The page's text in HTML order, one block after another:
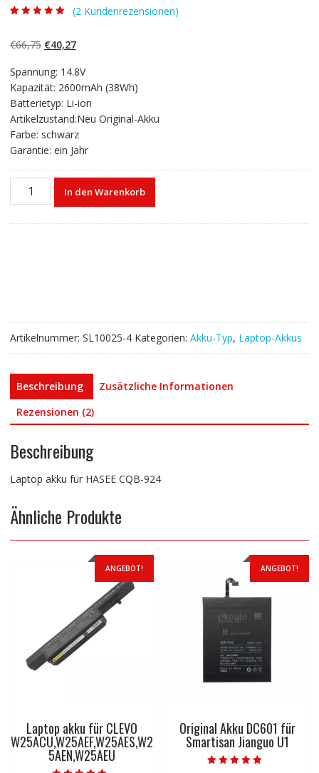
basierend auf
Kundenbewertun
(2 Kundenrezensionen)
€66,75 Ursprünglicher
war:
€66,75
€40,27Aktueller
ist:
€40,27.
Spannung: 14.8V
Kapazität: 2600mAh (38Wh)
Batterietyp: Li-ion
Artikelzustand:Neu Original-Akku
Farbe: schwarz
Garantie: ein Jahr
Laptop
In den Warenkorb
Artikelnummer: SL10025-4 Kategorien: Akku-Typ, Laptop-Akkus
Beschreibung
Zusätzliche Informationen
Rezensionen (2)
Beschreibung
Laptop akku für HASEE CQB-924
Ähnliche Produkte
ANGEBOT!
Laptop akku für CLEVO
W25ACU,W25AEF,W25AES,W2
5AEN,W25AEU
ANGEBOT!
Original Akku DC601 für
Smartisan Jianguo U1